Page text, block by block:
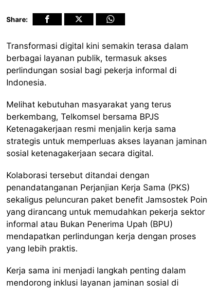
Share:
Transformasi digital kini semakin terasa dalam
berbagai layanan publik, termasuk akses
perlindungan sosial bagi pekerja informal di
Indonesia.
Melihat kebutuhan masyarakat yang terus
berkembang, Telkomsel bersama BPJS
Ketenagakerjaan resmi menjalin kerja sama
strategis untuk memperluas akses layanan jaminan
sosial ketenagakerjaan secara digital.
Kolaborasi tersebut ditandai dengan
penandatanganan Perjanjian Kerja Sama (PKS)
sekaligus peluncuran paket benefit Jamsostek Poin
yang dirancang untuk memudahkan pekerja sektor
informal atau Bukan Penerima Upah (BPU)
mendapatkan perlindungan kerja dengan proses
yang lebih praktis.
Kerja sama ini menjadi langkah penting dalam
mendorong inklusi layanan jaminan sosial di